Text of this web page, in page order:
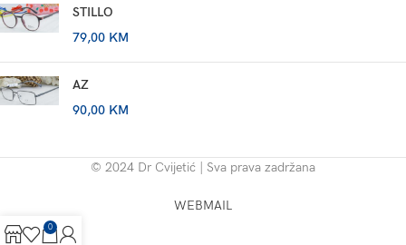
STILLO
79,00 KM
AZ
90,00 KM
© 2024 Dr Cvijetić | Sva prava zadržana
WEBMAIL
0